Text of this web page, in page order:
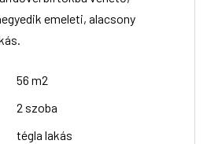
emeleti, alacsony
56 m2
2 szoba
tégla lakás